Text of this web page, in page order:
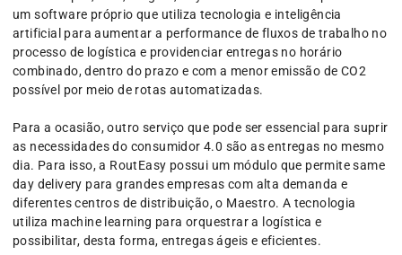
um software próprio que utiliza tecnologia e inteligência
artificial para aumentar a performance de fluxos de trabalho no
processo de logística e providenciar entregas no horário
combinado, dentro do prazo e com a menor emissão de CO2
possível por meio de rotas automatizadas.
Para a ocasião, outro serviço que pode ser essencial para suprir
as necessidades do consumidor 4.0 são as entregas no mesmo
dia. Para isso, a RoutEasy possui um módulo que permite same
day delivery para grandes empresas com alta demanda e
diferentes centros de distribuição, o Maestro. A tecnologia
utiliza machine learning para orquestrar a logística e
possibilitar, desta forma, entregas ágeis e eficientes.